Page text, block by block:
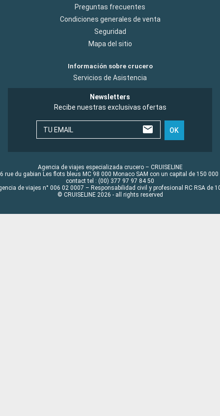
Preguntas frecuentes
Condiciones generales de venta
Seguridad
Mapa del sitio
Información sobre crucero
Servicios de Asistencia
Newsletters
Recibe nuestras exclusivas ofertas
TU EMAIL OK
Agencia de viajes especializada crucero – CRUISELINE
rue du gabian Les flots bleus MC 98 000 Monaco SAM con un capital de 150 000
contact tel : (00) 377 97 97 84 50
de viajes n° 006 02 0007 – Responsabilidad civil y profesional RC RSA de
© CRUISELINE 2026 - all rights reserved